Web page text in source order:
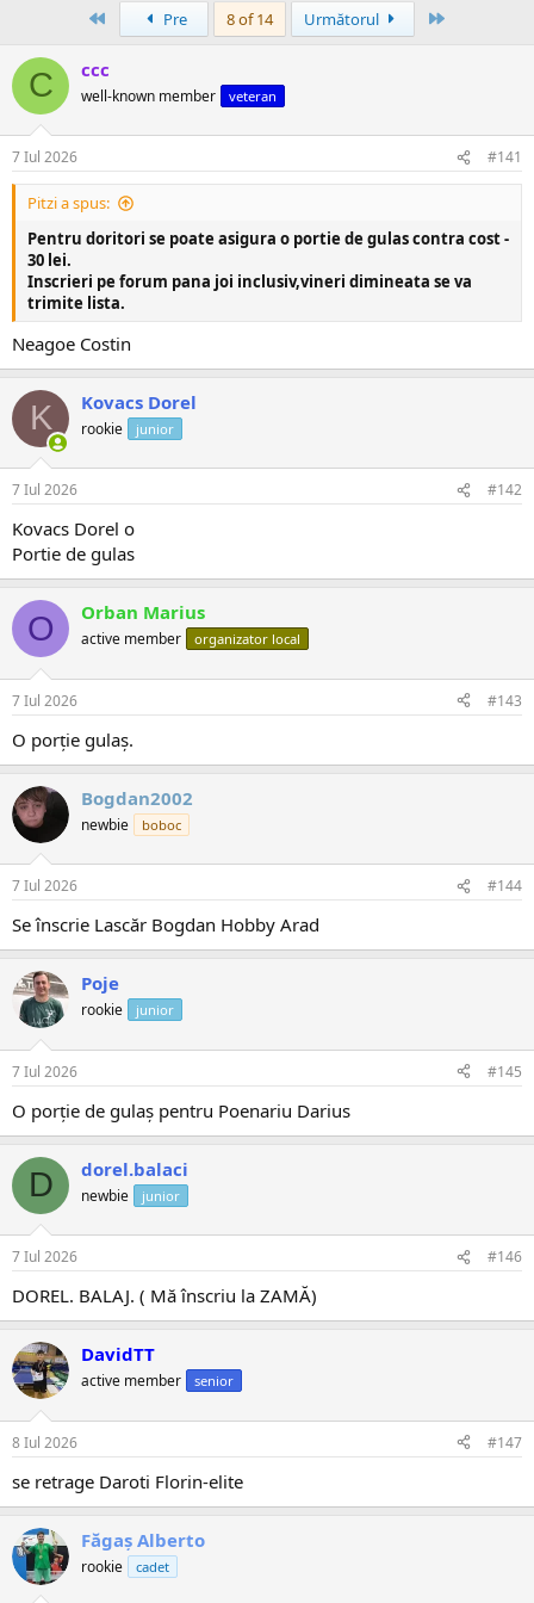
Prima Pre 8 of 14 Următorul
C ccc
well-known member veteran
7 Iul 2026 #141
Pitzi a spus:
Pentru doritori se poate asigura o portie de gulas contra cost -
30 lei.
Inscrieri pe forum pana joi inclusiv,vineri dimineata se va
trimite lista.
Neagoe Costin
K Kovacs Dorel
rookie junior
7 Iul 2026 #142
Kovacs Dorel o
Portie de gulas
O Orban Marius
active member organizator local
7 Iul 2026 #143
O porție gulaș.
Bogdan2002
newbie boboc
7 Iul 2026 #144
Se înscrie Lascăr Bogdan Hobby Arad
Poje
rookie junior
7 Iul 2026 #145
O porție de gulaș pentru Poenariu Darius
D dorel.balaci
newbie junior
7 Iul 2026 #146
DOREL. BALAJ. ( Mă înscriu la ZAMĂ)
DavidTT
active member senior
8 Iul 2026 #147
se retrage Daroti Florin-elite
Făgaș Alberto
rookie cadet